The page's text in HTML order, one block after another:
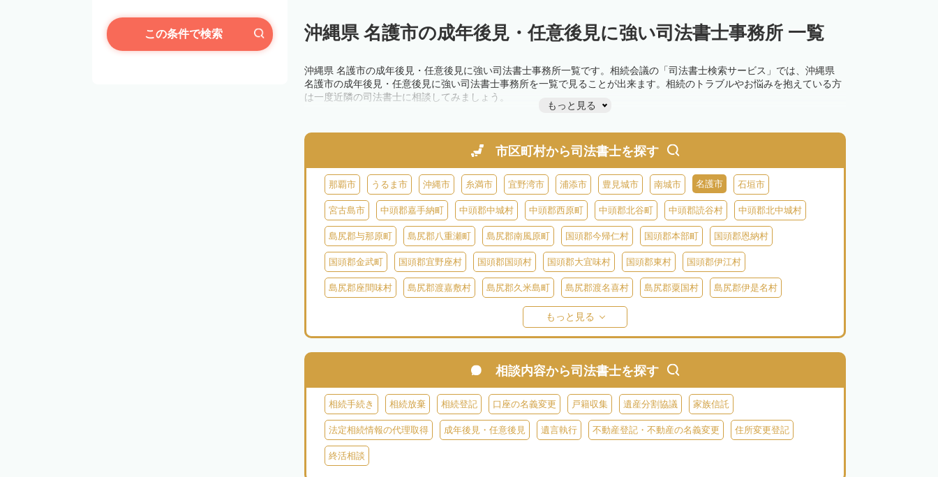
この条件で検索 沖縄県 名護市の成年後見・任意後見に強い司法書士事務所 一覧
沖縄県 名護市の成年後見・任意後見に強い司法書士事務所一覧です。相続会議の「司法書士検索サービス」では、沖縄県
名護市の成年後見・任意後見に強い司法書士事務所を一覧で見ることが出来ます。相続のトラブルやお悩みを抱えている方
は一度近隣の司法書士に相談してみましょう。
もっと見る
市区町村から司法書士を探す
那覇市 うるま市 沖縄市 糸満市 宜野湾市 浦添市 豊見城市 南城市 名護市 石垣市
宮古島市 中頭郡嘉手納町 中頭郡中城村 中頭郡西原町 中頭郡北谷町 中頭郡読谷村 中頭郡北中城村
島尻郡与那原町 島尻郡八重瀬町 島尻郡南風原町 国頭郡今帰仁村 国頭郡本部町 国頭郡恩納村
国頭郡金武町 国頭郡宜野座村 国頭郡国頭村 国頭郡大宜味村 国頭郡東村 国頭郡伊江村
島尻郡座間味村 島尻郡渡嘉敷村 島尻郡久米島町 島尻郡渡名喜村 島尻郡粟国村 島尻郡伊是名村
島尻郡北大東村 宮古郡多良間村
もっと見る
相談内容から司法書士を探す
相続手続き 相続放棄 相続登記 口座の名義変更 戸籍収集 遺産分割協議 家族信託
法定相続情報の代理取得 成年後見・任意後見 遺言執行 不動産登記・不動産の名義変更 住所変更登記
終活相談